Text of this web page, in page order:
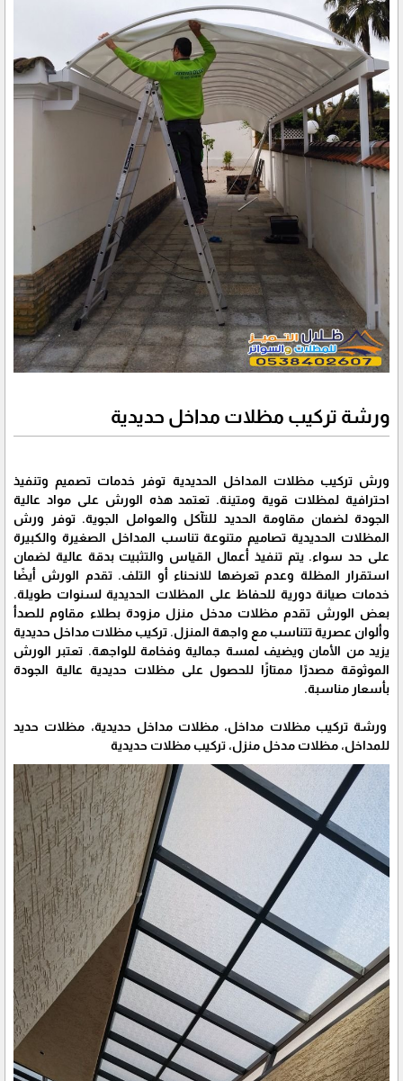
ورشة تركيب مظلات مداخل حديدية
ورش تركيب مظلات المداخل الحديدية توفر خدمات تصميم وتنفيذ
احترافية لمظلات قوية ومتينة. تعتمد هذه الورش على مواد عالية
الجودة لضمان مقاومة الحديد للتآكل والعوامل الجوية. توفر ورش
المظلات الحديدية تصاميم متنوعة تناسب المداخل الصغيرة والكبيرة
على حد سواء. يتم تنفيذ أعمال القياس والتثبيت بدقة عالية لضمان
استقرار المظلة وعدم تعرضها للانحناء أو التلف. تقدم الورش أيضًا
خدمات صيانة دورية للحفاظ على المظلات الحديدية لسنوات طويلة.
بعض الورش تقدم مظلات مدخل منزل مزودة بطلاء مقاوم للصدأ
وألوان عصرية تتناسب مع واجهة المنزل. تركيب مظلات مداخل حديدية
يزيد من الأمان ويضيف لمسة جمالية وفخامة للواجهة. تعتبر الورش
الموثوقة مصدرًا ممتازًا للحصول على مظلات حديدية عالية الجودة
بأسعار مناسبة.
ورشة تركيب مظلات مداخل، مظلات مداخل حديدية، مظلات حديد
للمداخل، مظلات مدخل منزل، تركيب مظلات حديدية